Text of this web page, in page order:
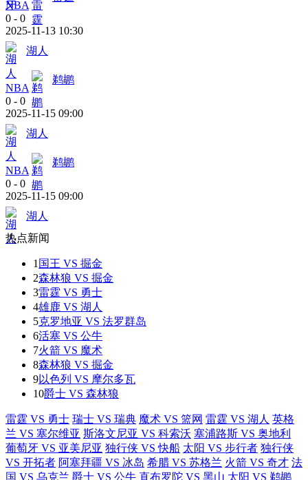
NBA
0 - 0
2025-11-13 10:30
湖人
NBA
鹈鹕
0 - 0
2025-11-15 09:00
湖人
NBA
鹈鹕
0 - 0
2025-11-15 09:00
湖人
热点新闻
1 国王 VS 掘金
2森林狼 VS 掘金
3雷霆 VS 勇士
4雄鹿 VS 湖人
5克罗地亚 VS 法罗群岛
6活塞 VS 公牛
7火箭 VS 魔术
8森林狼 VS 掘金
9以色列 VS 摩尔多瓦
10爵士 VS 森林狼
雷霆 VS 勇士 瑞士 VS 瑞典 魔术 VS 篮网 雷霆 VS 湖人 英格
兰 VS 塞尔维亚 斯洛文尼亚 VS 科索沃 塞浦路斯 VS 奥地利
葡萄牙 VS 亚美尼亚 独行侠 VS 快船 太阳 VS 步行者 独行侠
VS 开拓者 阿塞拜疆 VS 冰岛 希腊 VS 苏格兰 火箭 VS 奇才 法
国 VS 乌克兰 爵士 VS 公牛 直布罗陀 VS 黑山 太阳 VS 鹈鹕